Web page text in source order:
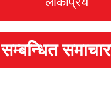
सम्बन्धित